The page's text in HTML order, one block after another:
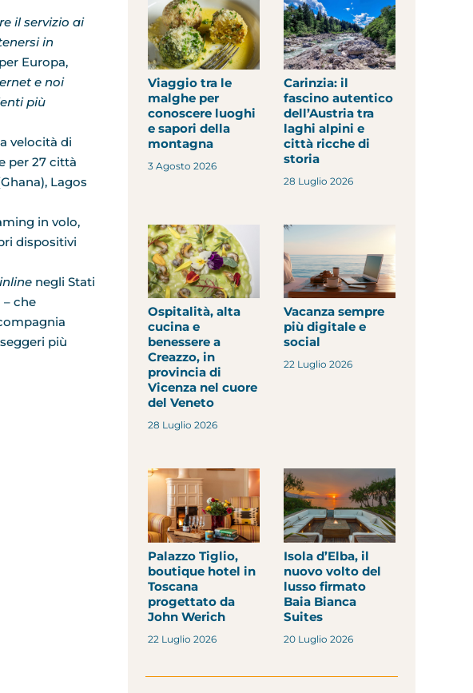
il servizio ai
in
Europa,
e noi
più
velocità di
per 27 città
Lagos
in volo,
dispositivi
negli Stati
che
più
Viaggio tra le
malghe per
conoscere luoghi
e sapori della
montagna
3 Agosto 2026
Carinzia: il
fascino autentico
dell’Austria tra
laghi alpini e
città ricche di
storia
28 Luglio 2026
Ospitalità, alta
cucina e
benessere a
Creazzo, in
provincia di
Vicenza nel cuore
del Veneto
28 Luglio 2026
Vacanza sempre
più digitale e
social
22 Luglio 2026
Palazzo Tiglio,
boutique hotel in
Toscana
progettato da
John Werich
22 Luglio 2026
Isola d’Elba, il
nuovo volto del
lusso firmato
Baia Bianca
Suites
20 Luglio 2026